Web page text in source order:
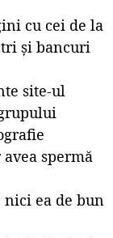
cu cei de la
și bancuri
site-ul
spermă
nici ea de bun